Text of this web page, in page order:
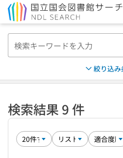
絞り込み
検索結果 9 件